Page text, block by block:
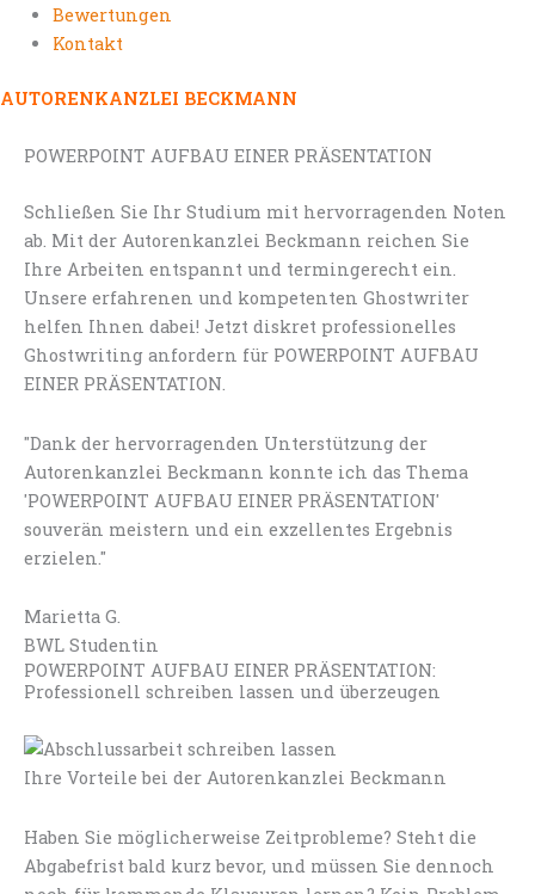
Bewertungen
Kontakt
AUTORENKANZLEI BECKMANN
POWERPOINT AUFBAU EINER PRÄSENTATION
Schließen Sie Ihr Studium mit hervorragenden Noten
ab. Mit der Autorenkanzlei Beckmann reichen Sie
Ihre Arbeiten entspannt und termingerecht ein.
Unsere erfahrenen und kompetenten Ghostwriter
helfen Ihnen dabei! Jetzt diskret professionelles
Ghostwriting anfordern für POWERPOINT AUFBAU
EINER PRÄSENTATION.
"Dank der hervorragenden Unterstützung der
Autorenkanzlei Beckmann konnte ich das Thema
'POWERPOINT AUFBAU EINER PRÄSENTATION'
souverän meistern und ein exzellentes Ergebnis
erzielen."
Marietta G.
BWL Studentin
POWERPOINT AUFBAU EINER PRÄSENTATION:
Professionell schreiben lassen und überzeugen
Ihre Vorteile bei der Autorenkanzlei Beckmann
Haben Sie möglicherweise Zeitprobleme? Steht die
Abgabefrist bald kurz bevor, und müssen Sie dennoch